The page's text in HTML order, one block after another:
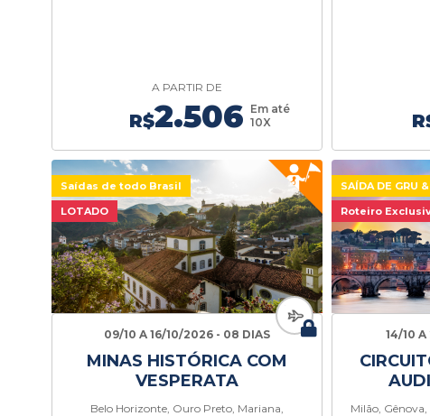
A PARTIR DE
R$2.506 Em até
10X
Saídas de todo Brasil
LOTADO
09/10 A 16/10/2026 - 08 DIAS
MINAS HISTÓRICA COM
VESPERATA
Belo Horizonte, Ouro Preto, Mariana,
SAÍDA DE GRU
Roteiro
14/10
Milão,